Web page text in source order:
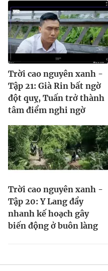
Trời cao nguyên xanh -
Tập 21: Già Rin bất ngờ
đột quỵ, Tuấn trở thành
tâm điểm nghi ngờ
Trời cao nguyên xanh -
Tập 20: Y Lang đẩy
nhanh kế hoạch gây
biến động ở buôn làng